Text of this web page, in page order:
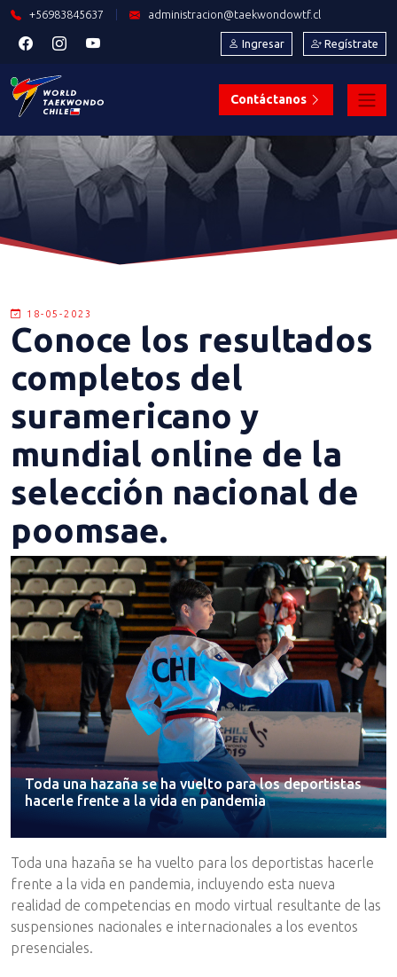
18-05-2023
Conoce los resultados
completos del
suramericano y
mundial online de la
selección nacional de
poomsae.
Toda una hazaña se ha vuelto para los deportistas
hacerle frente a la vida en pandemia
Toda una hazaña se ha vuelto para los deportistas hacerle
frente a la vida en pandemia, incluyendo esta nueva
realidad de competencias en modo virtual resultante de las
suspensiones nacionales e internacionales a los eventos
presenciales.
+56983845637 administracion@taekwondowtf.cl
Ingresar Regístrate
Contáctanos